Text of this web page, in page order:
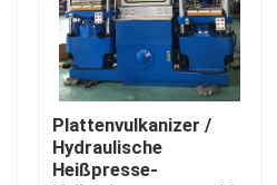
Plattenvulkanizer /
Hydraulische
Heißpresse-